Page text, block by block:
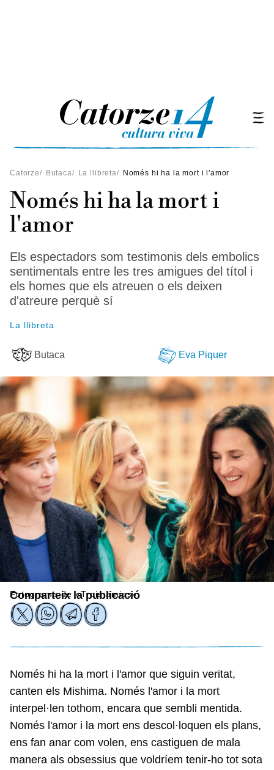
Catorze/ Butaca/ La llibreta/ Només hi ha la mort i l'amor
Només hi ha la mort i
l'amor
Els espectadors som testimonis dels embolics
sentimentals entre les tres amigues del títol i
els homes que els atreuen o els deixen
d'atreure perquè sí
La llibreta
Butaca Eva Piquer
Fotograma de «Trois amies».
Comparteix la publicació
Només hi ha la mort i l'amor que siguin veritat,
canten els Mishima. Només l'amor i la mort
interpel·len tothom, encara que sembli mentida.
Només l'amor i la mort ens descol·loquen els plans,
ens fan anar com volen, ens castiguen de mala
manera als obsessius que voldríem tenir-ho tot sota